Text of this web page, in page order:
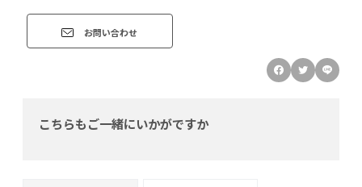
お問い合わせ
こちらもご一緒にいかがですか